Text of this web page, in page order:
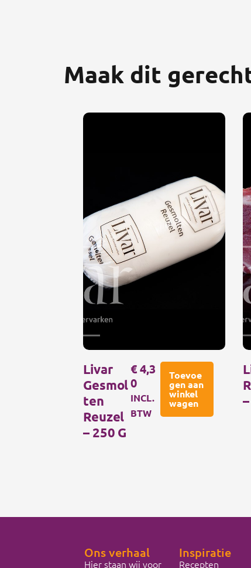
Maak dit
Livar
Gesmol
Ten
Reuzel
– 250 G
€4,3
0
INCL.
BTW
Toevoe
gen aan
winkel
wagen
Ons verhaal
Hier staan wij voor
Inspiratie
Recepten